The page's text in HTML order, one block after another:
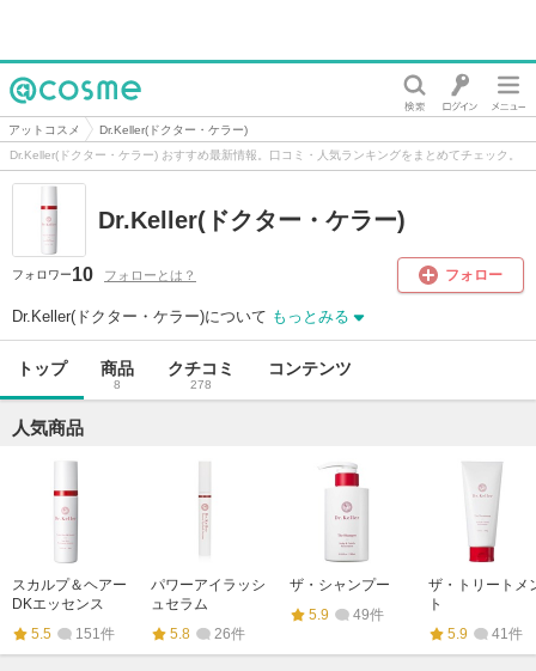
@cosme
アットコスメ
Dr.Keller(ドクター・ケラー)
Dr.Keller(ドクター・ケラー) おすすめ最新情報。口コミ・人気ランキングをまとめてチェック。
Dr.Keller(ドクター・ケラー)
フォロワー10 フォローとは？ フォロー
Dr.Keller(ドクター・ケラー)について もっとみる
トップ 商品
8
クチコミ
278
コンテンツ
人気商品
スカルプ＆ヘアー
DKエッセンス
5.5
151件
パワーアイラッシ
ュセラム
5.8
26件
ザ・シャンプー
5.9
49件
ザ・トリートメ
ト
5.9
41件